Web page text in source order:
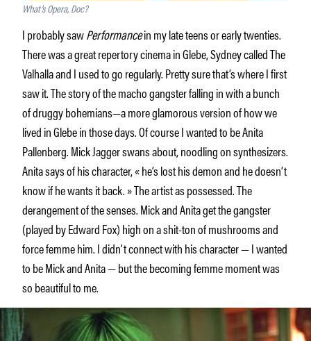
What’s Opera, Doc?
I probably sawPerformancein my late teens or early twenties.
There was a great repertory cinema in Glebe, Sydney called The
Valhalla and I used to go regularly. Pretty sure that’s where I first
saw it. The story of the macho gangster falling in with a bunch
of druggy bohemians—a more glamorous version of how we
lived in Glebe in those days. Of course I wanted to be Anita
Pallenberg. Mick Jagger swans about, noodling on synthesizers.
Anita says of his character, « he’s lost his demon and he doesn’t
know if he wants it back. » The artist as possessed. The
derangement of the senses. Mick and Anita get the gangster
(played by Edward Fox) high on a shit-ton of mushrooms and
force femme him. I didn’t connect with his character — I wanted
to be Mick and Anita — but the becoming femme moment was
so beautiful to me.